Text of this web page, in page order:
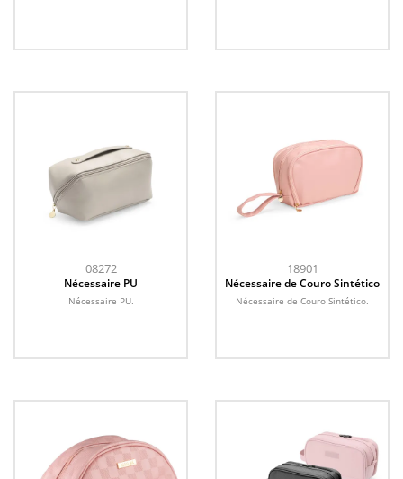
08272
Nécessaire PU
Nécessaire PU.
18901
Nécessaire de Couro Sintético
Nécessaire de Couro Sintético.